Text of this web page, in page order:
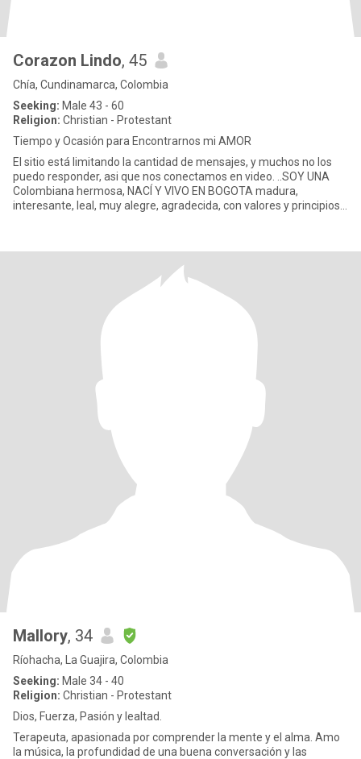
Corazon Lindo, 45
Chía, Cundinamarca, Colombia
Seeking: Male 43 - 60
Religion: Christian - Protestant
Tiempo y Ocasión para Encontrarnos mi AMOR
El sitio está limitando la cantidad de mensajes, y muchos no los
puedo responder, asi que nos conectamos en video. ..SOY UNA
Colombiana hermosa, NACÍ Y VIVO EN BOGOTA madura,
interesante, leal, muy alegre, agradecida, con valores y principios,
Mallory, 34
Ríohacha, La Guajira, Colombia
Seeking: Male 34 - 40
Religion: Christian - Protestant
Dios, Fuerza, Pasión y lealtad.
Terapeuta, apasionada por comprender la mente y el alma. Amo
la música, la profundidad de una buena conversación y las